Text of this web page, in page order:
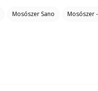
Mosószer Sano Mosószer